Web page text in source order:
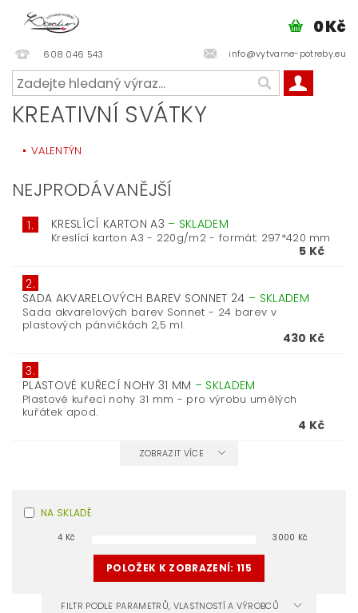
608 046 543 info@vytvarne-potreby.eu
0 Kč
KREATIVNÍ SVÁTKY
VALENTÝN
NEJPRODÁVANĚJŠÍ
1. KRESLÍCÍ KARTON A3 – SKLADEM
Kreslící karton A3 - 220g/m2 - formát: 297*420 mm
5 Kč
2.
SADA AKVARELOVÝCH BAREV SONNET 24 – SKLADEM
Sada akvarelových barev Sonnet - 24 barev v
plastových pánvičkách 2,5 ml.
430 Kč
3.
PLASTOVÉ KUŘECÍ NOHY 31 MM – SKLADEM
Plastové kuřecí nohy 31 mm - pro výrobu umělých
kuřátek apod.
4 Kč
ZOBRAZIT VÍCE
NA SKLADĚ
4 Kč 3000 Kč
POLOŽEK K ZOBRAZENÍ: 115
FILTR PODLE PARAMETRŮ, VLASTNOSTÍ A VÝROBCŮ